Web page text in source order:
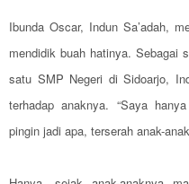
Ibunda Oscar, Indun Sa’adah,
mendidik buah hatinya. Sebagai
satu SMP Negeri di Sidoarjo,
terhadap anaknya. “Saya
pingin jadi apa, terserah anak-